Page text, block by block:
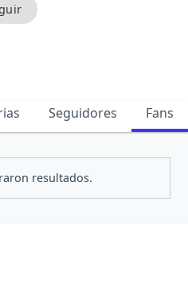
Seguidores Fans
resultados.